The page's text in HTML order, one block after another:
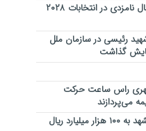
دونالد ترامپ: به دنبال نامزدی در انتخابات ۲۰۲۸
رئیسی در سازمان ملل
گذاشت
راس ساعت حرکت
می‌پردازند
راه‌آهن بجنورد – مشهد به ۱۰۰ هزار میلیارد ریال